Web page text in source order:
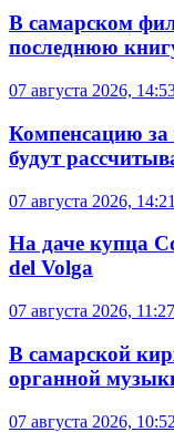
В самарском
последнюю
07 августа 2026,
Компенсацию
будут
07 августа 2026, 14:21
На даче купца
del Volga
07 августа 2026, 11:27
В самарской
органной
07 августа 2026, 10:52